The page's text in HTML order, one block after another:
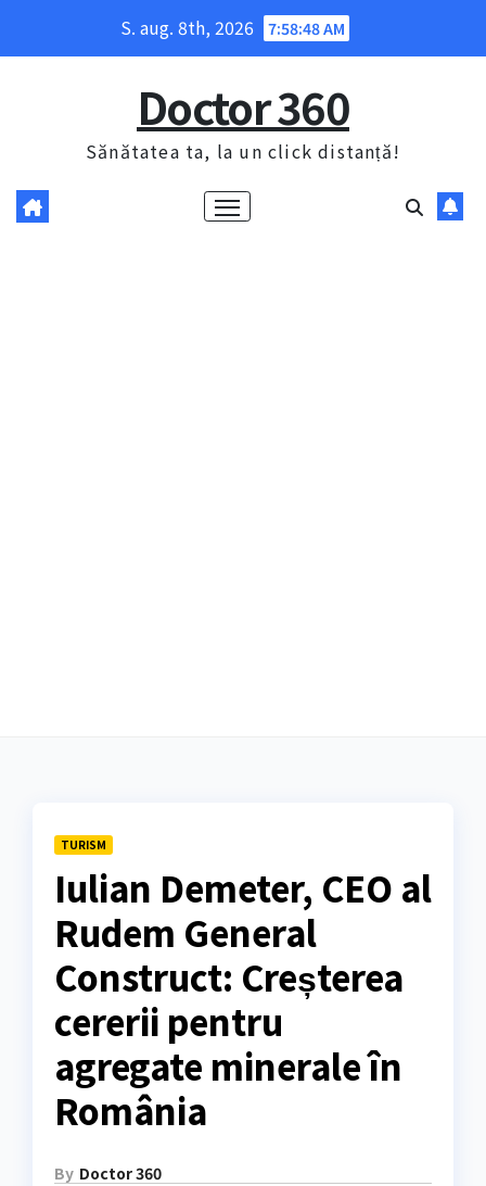
S. aug. 8th, 2026 7:58:49 AM
Doctor 360
Sănătatea ta, la un click distanță!
TURISM
Iulian Demeter, CEO al
Rudem General
Construct: Creșterea
cererii pentru
agregate minerale în
România
By Doctor 360